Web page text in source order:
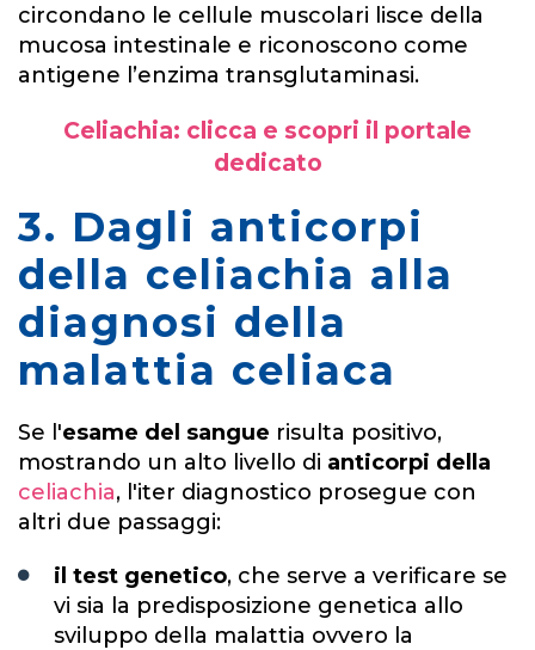
circondano le cellule muscolari lisce della
mucosa intestinale e riconoscono come
antigene l’enzima transglutaminasi.
Celiachia: clicca e scopri il portale
dedicato
3. Dagli anticorpi
della celiachia alla
diagnosi della
malattia celiaca
Se l'esame del sangue risulta positivo,
mostrando un alto livello di anticorpi della
celiachia, l'iter diagnostico prosegue con
altri due passaggi:
il test genetico, che serve a verificare se
vi sia la predisposizione genetica allo
sviluppo della malattia ovvero la